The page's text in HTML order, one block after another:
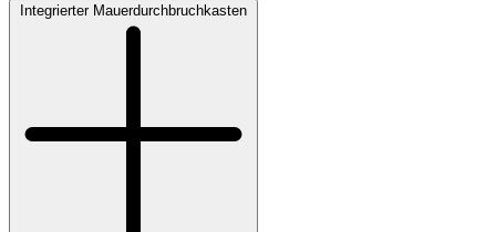
Integrierter Mauerdurchbruchkasten